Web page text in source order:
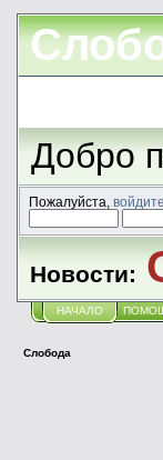
Добро
Пожалуйста, войдите
Новости:
НАЧАЛО
Слобода